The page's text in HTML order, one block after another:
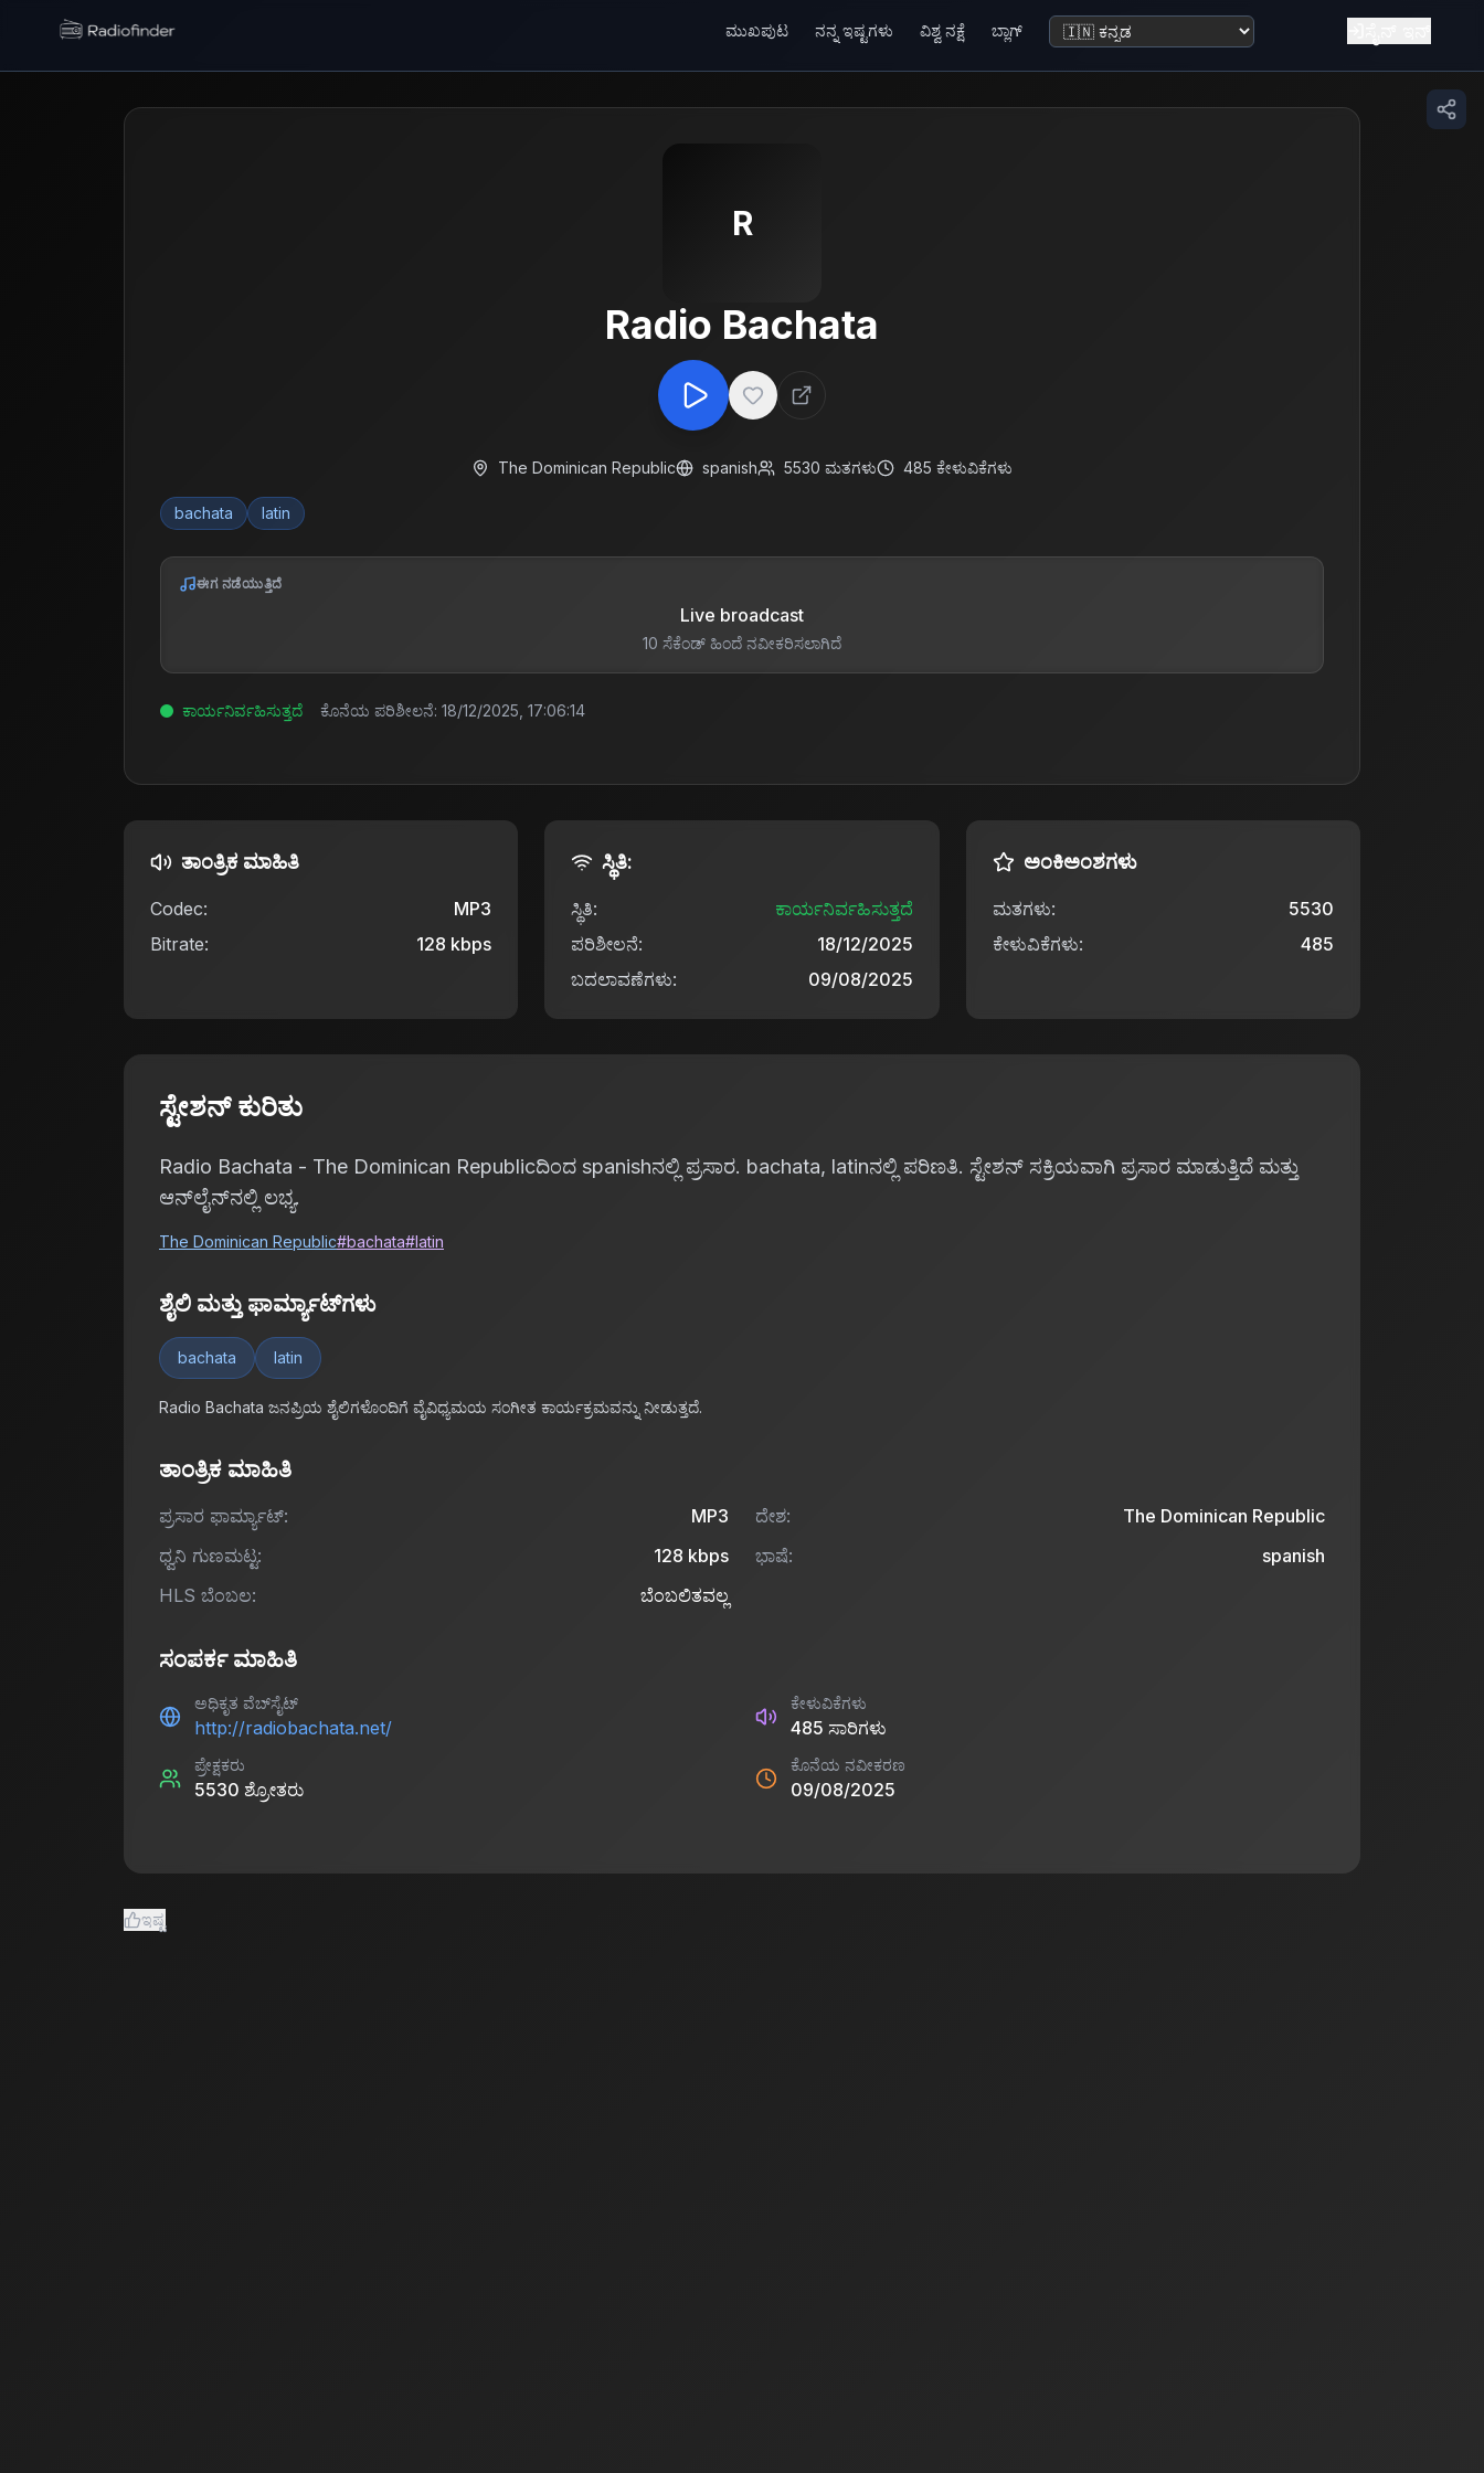
Radiofinder home
ಮುಖಪುಟ ನನ್ನ ಇಷ್ಟಗಳು ವಿಶ್ವ ನಕ್ಷೆ ಬ್ಲಾಗ್ ಭಾಷೆ ಬದಲಿಸಿ
R
Radio Bachata
The Dominican Republic spanish 5530 ಮತಗಳು 485 ಕೇಳುವಿಕೆಗಳು
bachata latin
ಈಗ ನಡೆಯುತ್ತಿದೆ
Live broadcast
10 ಸೆಕೆಂಡ್ ಹಿಂದೆ ನವೀಕರಿಸಲಾಗಿದೆ
ಕಾರ್ಯನಿರ್ವಹಿಸುತ್ತದೆ ಕೊನೆಯ ಪರಿಶೀಲನೆ: 18/12/2025, 17:06:14
ತಾಂತ್ರಿಕ ಮಾಹಿತಿ
Codec:
MP3
Bitrate:
128 kbps
ಸ್ಥಿತಿ:
ಸ್ಥಿತಿ:
ಕಾರ್ಯನಿರ್ವಹಿಸುತ್ತದೆ
ಪರಿಶೀಲನೆ:
18/12/2025
ಬದಲಾವಣೆಗಳು:
09/08/2025
ಅಂಕಿಅಂಶಗಳು
ಮತಗಳು:
5530
ಕೇಳುವಿಕೆಗಳು: 485
ಸ್ಟೇಶನ್ ಕುರಿತು
Radio Bachata - The Dominican Republicದಿಂದ spanishನಲ್ಲಿ ಪ್ರಸಾರ. bachata, latinನಲ್ಲಿ ಪರಿಣತಿ. ಸ್ಟೇಶನ್ ಸಕ್ರಿಯವಾಗಿ ಪ್ರಸಾರ ಮಾಡುತ್ತಿದೆ ಮತ್ತು
ಆನ್‌ಲೈನ್‌ನಲ್ಲಿ ಲಭ್ಯ.
The Dominican Republic#bachata#latin
ಶೈಲಿ ಮತ್ತು ಫಾರ್ಮ್ಯಾಟ್‌ಗಳು
bachata latin
Radio Bachata ಜನಪ್ರಿಯ ಶೈಲಿಗಳೊಂದಿಗೆ ವೈವಿಧ್ಯಮಯ ಸಂಗೀತ ಕಾರ್ಯಕ್ರಮವನ್ನು ನೀಡುತ್ತದೆ.
ತಾಂತ್ರಿಕ ಮಾಹಿತಿ
ಪ್ರಸಾರ ಫಾರ್ಮ್ಯಾಟ್:
MP3
ಧ್ವನಿ ಗುಣಮಟ್ಟ:
128 kbps
HLS ಬೆಂಬಲ:
ಬೆಂಬಲಿತವಲ್ಲ
ದೇಶ:
The Dominican Republic
ಭಾಷೆ:
spanish
ಸಂಪರ್ಕ ಮಾಹಿತಿ
ಅಧಿಕೃತ ವೆಬ್‌ಸೈಟ್
http://radiobachata.net/
ಪ್ರೇಕ್ಷಕರು
5530 ಶ್ರೋತರು
ಕೇಳುವಿಕೆಗಳು
485 ಸಾರಿಗಳು
ಕೊನೆಯ ನವೀಕರಣ
09/08/2025
ಇಷ್ಟ